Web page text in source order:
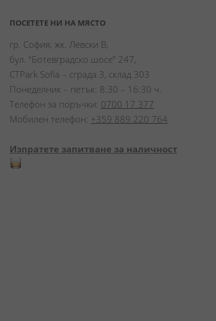
ПОСЕТЕТЕ НИ НА МЯСТО
гр. София, жк. Левски В,
бул. “Ботевградско шосе” 247,
CTPark Sofia – сграда 3, склад 303
Понеделник – петък: 8:30 – 16:30 ч.
Телефон за поръчки: 0700 17 377
Мобилен телефон: +359 889 220 764
Изпратете запитване за наличност